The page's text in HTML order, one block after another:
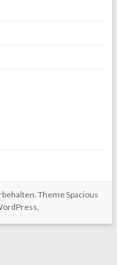
ThemeSpacious
.